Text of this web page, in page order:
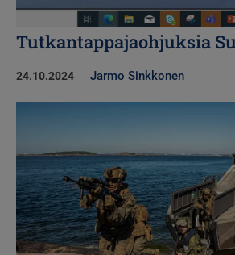
Tutkantappajaohjuksia
24.10.2024 Jarmo Sinkkonen